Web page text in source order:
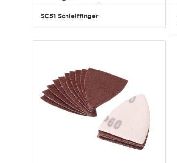
SC51 Schleiffinger